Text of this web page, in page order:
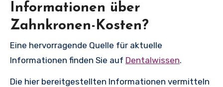
Informationen über
Zahnkronen-Kosten?
Eine hervorragende Quelle für aktuelle
Informationen finden Sie auf Dentalwissen.
Die hier bereitgestellten Informationen vermitteln